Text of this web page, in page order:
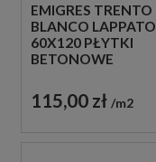
EMIGRES TRENTO
BLANCO LAPPATO
60X120 PŁYTKI
BETONOWE
115,00 zł m2